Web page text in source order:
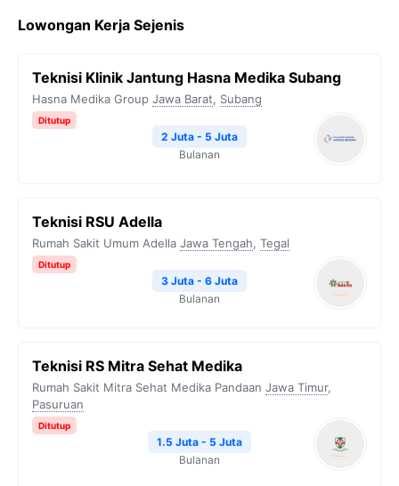
Lowongan Kerja Sejenis
Teknisi Klinik Jantung Hasna Medika Subang
Hasna Medika Group Jawa Barat, Subang
Ditutup
2 Juta - 5 Juta
Bulanan
Teknisi RSU Adella
Rumah Sakit Umum Adella Jawa Tengah, Tegal
Ditutup
3 Juta - 6 Juta
Bulanan
Teknisi RS Mitra Sehat Medika
Rumah Sakit Mitra Sehat Medika Pandaan Jawa Timur,
Pasuruan
Ditutup
1.5 Juta - 5 Juta
Bulanan